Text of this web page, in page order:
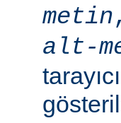
metin,
alt-